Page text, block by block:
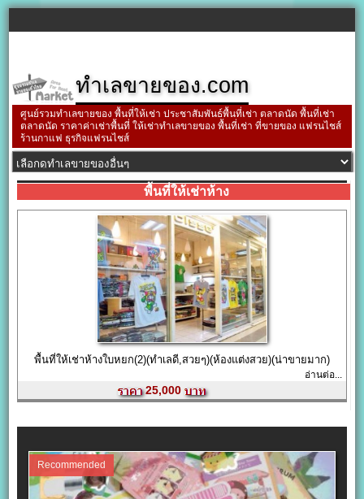
ทำเลขายของ.com
ศูนย์รวมทำเลขายของ พื้นที่ให้เช่า ประชาสัมพันธ์พื้นที่เช่า ตลาดนัด พื้นที่เช่า
ตลาดนัด ราคาค่าเช่าพื้นที่ ให้เช่าทำเลขายของ พื้นที่เช่า ที่ขายของ แฟรนไชส์
ร้านกาแฟ ธุรกิจแฟรนไชส์
พื้นที่ให้เช่าห้าง
พื้นที่ให้เช่าห้างใบหยก(2)(ทำเลดี,สวยๆ)(ห้องแต่งสวย)(น่าขายมาก)
อ่านต่อ...
25,000
Recommended